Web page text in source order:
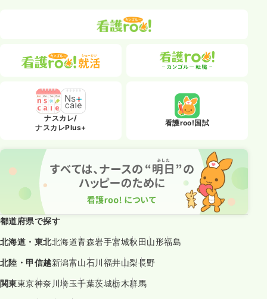
ナスカレ/
ナスカレPlus+
看護roo!国試
都道府県で探す
北海道・東北北海道青森岩手宮城秋田山形福島
北陸・甲信越新潟富山石川福井山梨長野
関東東京神奈川埼玉千葉茨城栃木群馬